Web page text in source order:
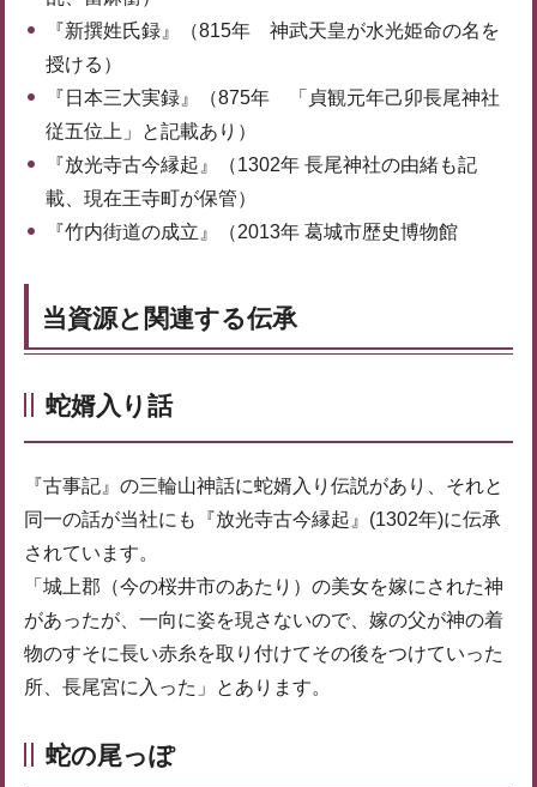
『新撰姓氏録』（815年 神武天皇が水光姫命の名を
授ける）
『日本三大実録』（875年 「貞観元年己卯長尾神社
従五位上」と記載あり）
『放光寺古今縁起』（1302年 長尾神社の由緒も記
載、現在王寺町が保管）
『竹内街道の成立』（2013年 葛城市歴史博物館
当資源と関連する伝承
蛇婿入り話
『古事記』の三輪山神話に蛇婿入り伝説があり、それと
同一の話が当社にも『放光寺古今縁起』(1302年)に伝承
されています。
「城上郡（今の桜井市のあたり）の美女を嫁にされた神
があったが、一向に姿を現さないので、嫁の父が神の着
物のすそに長い赤糸を取り付けてその後をつけていった
所、長尾宮に入った」とあります。
蛇の尾っぽ